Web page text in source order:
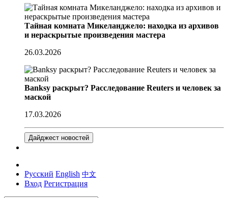
Тайная комната Микеланджело: находка из архивов
и нераскрытые произведения мастера
26.03.2026
Banksy раскрыт? Расследование Reuters и человек за
маской
17.03.2026
Дайджест новостей
Русский English 中文
Вход Регистрация